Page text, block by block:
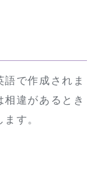
で作成されま
違があるとき
す。